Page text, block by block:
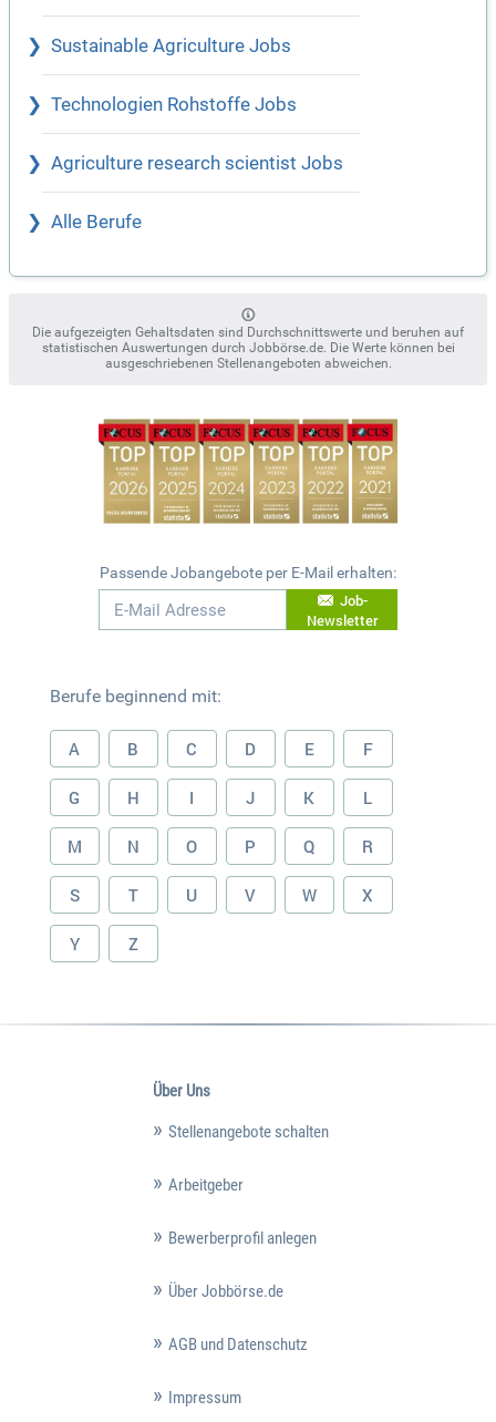
Sustainable Agriculture Jobs
Technologien Rohstoffe Jobs
Agriculture research scientist Jobs
Alle Berufe
Die aufgezeigten Gehaltsdaten sind Durchschnittswerte und beruhen auf
statistischen Auswertungen durch Jobbörse.de. Die Werte können bei
ausgeschriebenen Stellenangeboten abweichen.
Passende Jobangebote per E-Mail erhalten:
Job-
Newsletter
Berufe beginnend mit:
A B C D E F
G H I J K L
M N O P Q R
S T U V W X
Y Z
Über Uns
Stellenangebote schalten
Arbeitgeber
Bewerberprofil anlegen
Über Jobbörse.de
AGB und Datenschutz
Impressum